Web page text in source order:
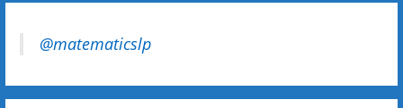
@matematicslp